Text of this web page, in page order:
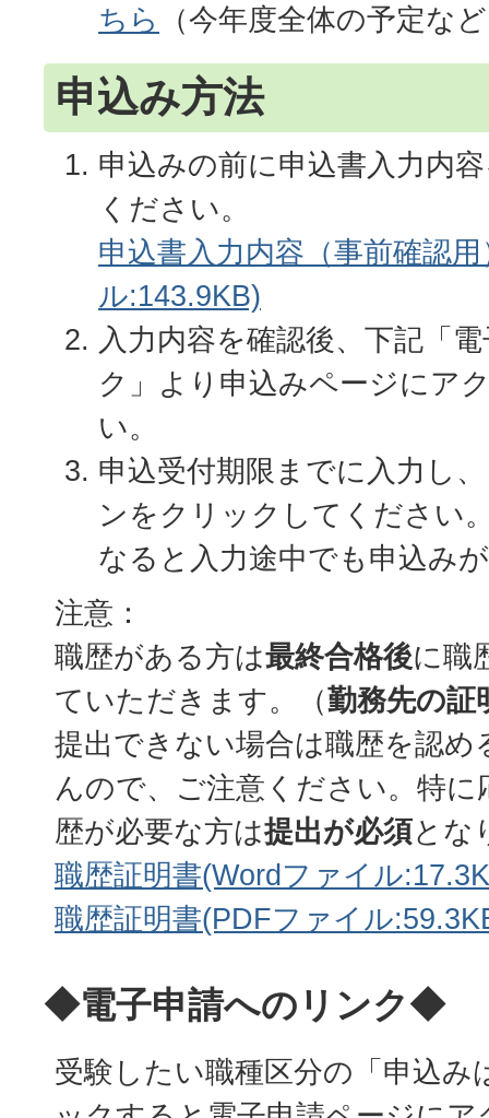
ちら
（今年度全体の予定な
申込み方法
申込みの前に申込書入力内
ください。
申込書入力内容（事前確認
ル:143.9KB)
入力内容を確認後、下記「
ク」より申込みページにア
い。
申込受付期限までに入力し
ンをクリックしてください
なると入力途中でも申込み
注意：
職歴がある方は最終合格後に職
ていただきます。（勤務先の証
提出できない場合は職歴を認
んので、ご注意ください。特に
歴が必要な方は提出が必須とな
職歴証明書(Wordファイル
職歴証明書(PDFファイル
◆電子申請へのリンク◆
受験したい職種区分の「申込み